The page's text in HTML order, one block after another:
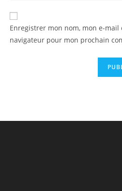
Enregistrer mon nom, mon e-mail
navigateur pour mon prochain